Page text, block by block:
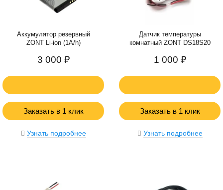
Аккумулятор резервный
ZONT Li-ion (1A/h)
3 000 ₽
Заказать в 1 клик
Узнать подробнее
Датчик температуры
комнатный ZONT DS18S20
1 000 ₽
Заказать в 1 клик
Узнать подробнее